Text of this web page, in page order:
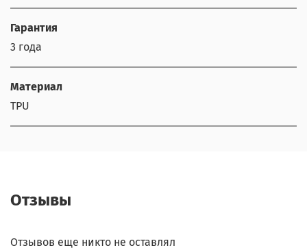
Гарантия
3 года
Материал
TPU
Отзывы
Отзывов еще никто не оставлял